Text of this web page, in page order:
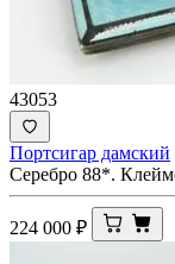
43053
Портсигар дамский
Серебро 88*.
224 000 ₽